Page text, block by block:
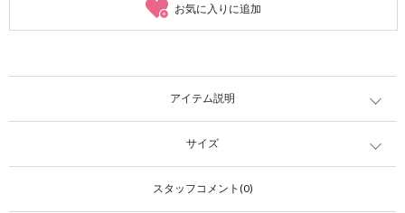
お気に入りに追加
アイテム説明
サイズ
スタッフコメント(0)